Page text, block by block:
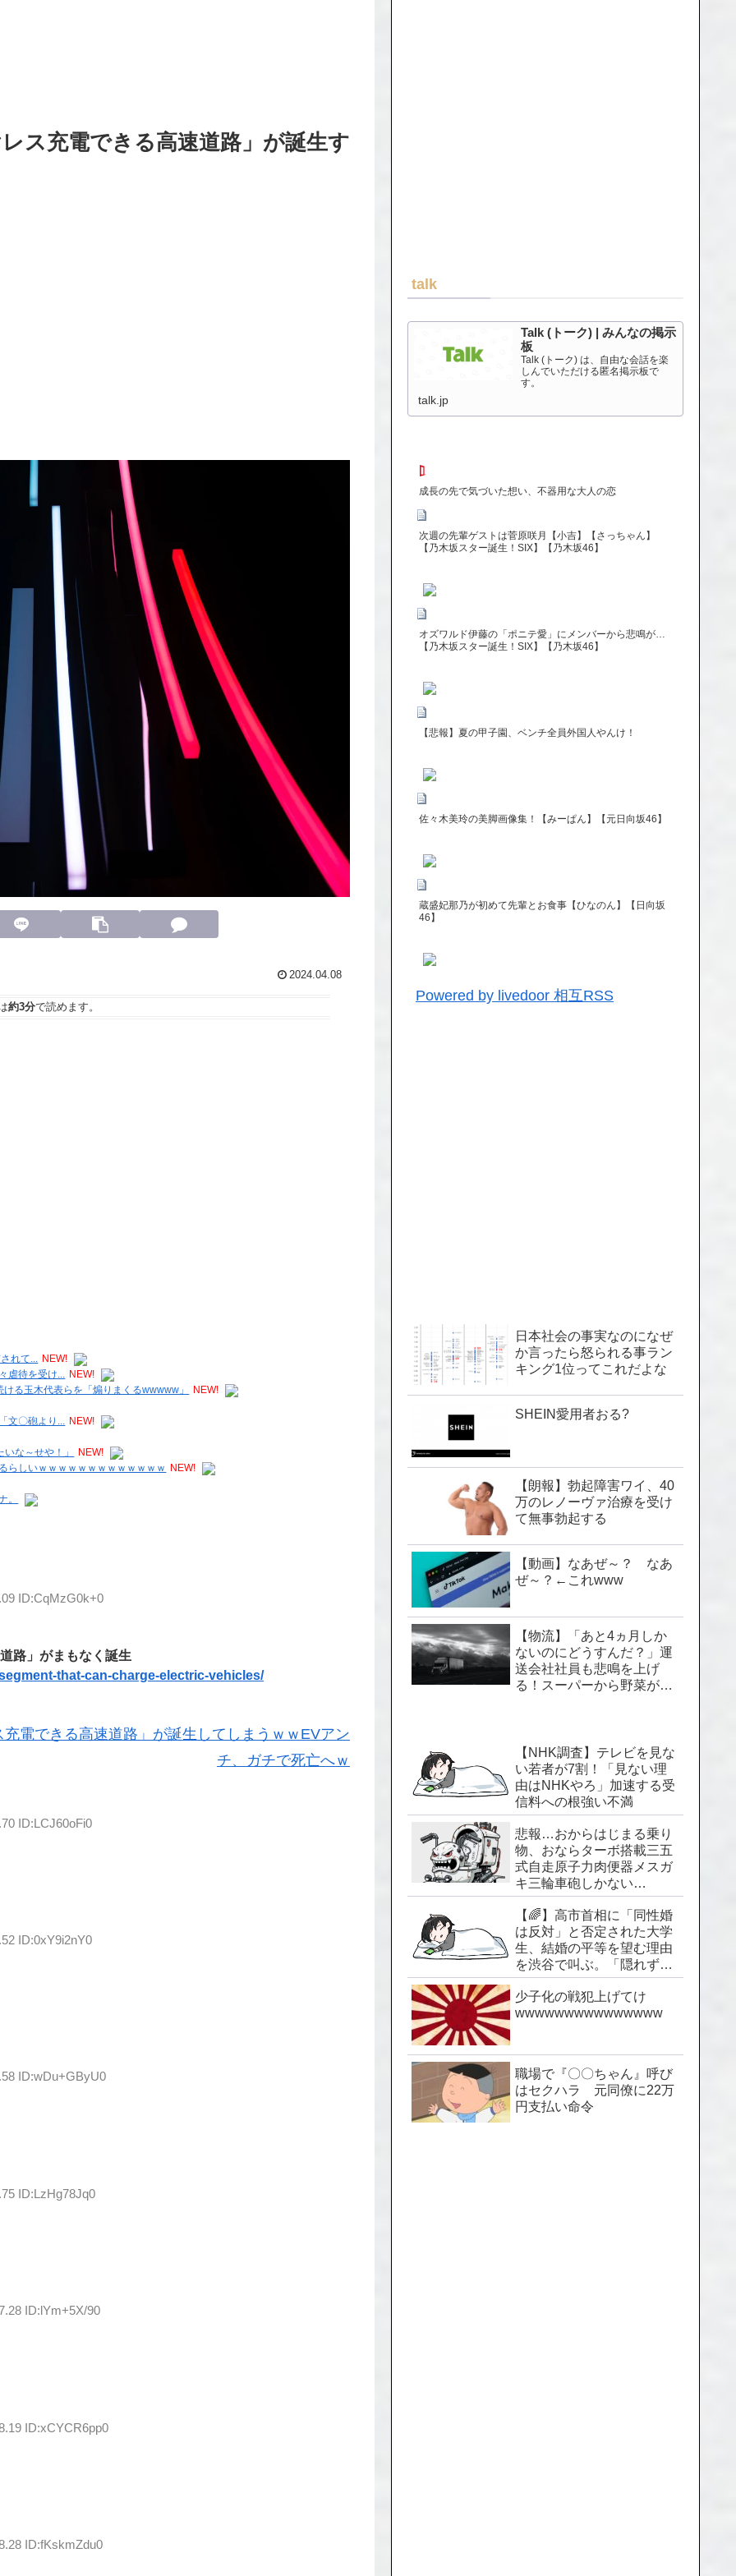
ス充電できる高速道路」が誕生す
2024.04.08
約3分で読めます。
れて... NEW!
虐待を受け... NEW!
る玉木代表らを「煽りまくるwwwww」
NEW!
文〇砲より... NEW!
な～せや！」
NEW!
らしいｗｗｗｗｗｗｗｗｗｗｗｗｗ
NEW!
。
ID:CqMzG0k+0
路」がまもなく誕生
that-can-charge-electric-vehicles/
電できる高速道路」が誕生してしまうｗｗEVアン
チ、ガチで死亡へｗ
ID:LCJ60oFi0
ID:0xY9i2nY0
ID:wDu+GByU0
ID:LzHg78Jq0
ID:lYm+5X/90
ID:xCYCR6pp0
ID:fKskmZdu0
talk
Talk (トーク) | みんなの掲示
板
Talk (トーク) は、自由な会話を楽
しんでいただける匿名掲示板で
す。
talk.jp
成長の先で気づいた想い、不器用な大人の恋
次週の先輩ゲストは菅原咲月【小吉】【さっちゃん】
【乃木坂スター誕生！SIX】【乃木坂46】
オズワルド伊藤の「ポニテ愛」にメンバーから悲鳴が…
【乃木坂スター誕生！SIX】【乃木坂46】
【悲報】夏の甲子園、ベンチ全員外国人やんけ！
佐々木美玲の美脚画像集！【みーぱん】【元日向坂46】
蔵盛妃那乃が初めて先輩とお食事【ひなのん】【日向坂
46】
Powered by livedoor 相互RSS
日本社会の事実なのになぜ
か言ったら怒られる事ラン
キング1位ってこれだよな
SHEIN愛用者おる?
【朗報】勃起障害ワイ、40
万のレノーヴァ治療を受け
て無事勃起する
【動画】なあぜ～？ なあ
ぜ～？←これwww
【物流】「あと4ヵ月しか
ないのにどうすんだ？」運
送会社社員も悲鳴を上げ
る！スーパーから野菜が消
【NHK調査】テレビを見な
い若者が7割！「見ない理
由はNHKやろ」加速する受
信料への根強い不満
悲報…おからはじまる乗り
物、おならターボ搭載三五
式自走原子力肉便器メスガ
キ三輪車砲しかない…
【🌈】高市首相に「同性婚
は反対」と否定された大学
生、結婚の平等を望む理由
を渋谷で叫ぶ。「隠れずに
生きられる社会を」
少子化の戦犯上げてけ
wwwwwwwwwwwwwww
職場で『〇〇ちゃん』呼び
はセクハラ 元同僚に22万
円支払い命令